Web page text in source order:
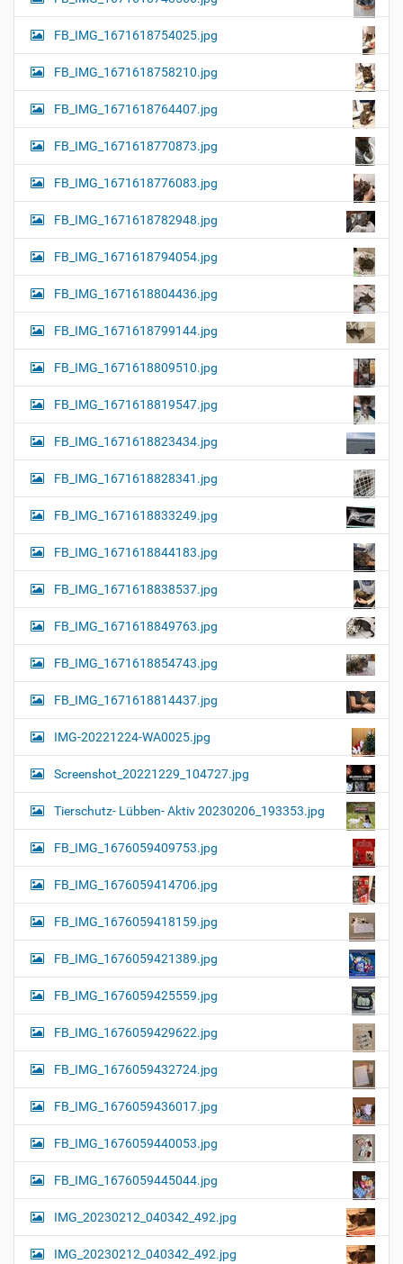
FB_IMG_1671618754025.jpg
FB_IMG_1671618758210.jpg
FB_IMG_1671618764407.jpg
FB_IMG_1671618770873.jpg
FB_IMG_1671618776083.jpg
FB_IMG_1671618782948.jpg
FB_IMG_1671618794054.jpg
FB_IMG_1671618804436.jpg
FB_IMG_1671618799144.jpg
FB_IMG_1671618809510.jpg
FB_IMG_1671618819547.jpg
FB_IMG_1671618823434.jpg
FB_IMG_1671618828341.jpg
FB_IMG_1671618833249.jpg
FB_IMG_1671618844183.jpg
FB_IMG_1671618838537.jpg
FB_IMG_1671618849763.jpg
FB_IMG_1671618854743.jpg
FB_IMG_1671618814437.jpg
IMG-20221224-WA0025.jpg
Screenshot_20221229_104727.jpg
Tierschutz- Lübben- Aktiv 20230206_193353.jpg
FB_IMG_1676059409753.jpg
FB_IMG_1676059414706.jpg
FB_IMG_1676059418159.jpg
FB_IMG_1676059421389.jpg
FB_IMG_1676059425559.jpg
FB_IMG_1676059429622.jpg
FB_IMG_1676059432724.jpg
FB_IMG_1676059436017.jpg
FB_IMG_1676059440053.jpg
FB_IMG_1676059445044.jpg
IMG_20230212_040342_492.jpg
IMG_20230212_040342_492.jpg